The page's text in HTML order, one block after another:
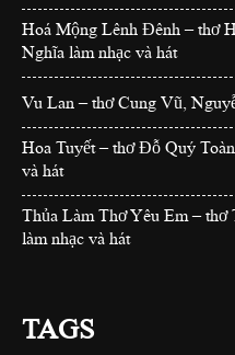
Hoá Mộng Lênh Đênh – thơ
Nghĩa làm nhạc và hát
Vu Lan – thơ Cung Vũ,
Hoa Tuyết – thơ Đỗ Quý
và hát
Thủa Làm Thơ Yêu Em –
làm nhạc và hát
TAGS